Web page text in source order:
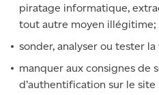
piratage informatique,
tout autre moyen illégitime;
sonder, analyser ou tester
manquer aux consignes de
d’authentification sur le